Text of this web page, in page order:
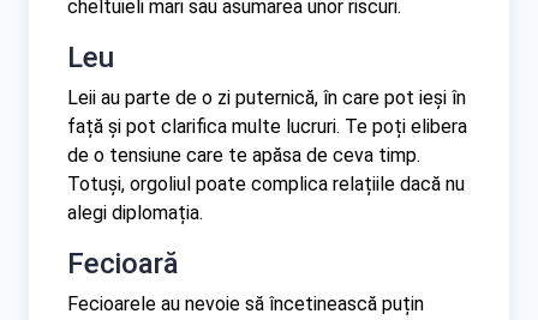
cheltuieli mari sau asumarea unor riscuri.
Leu
Leii au parte de o zi puternică, în care pot ieși în
față și pot clarifica multe lucruri. Te poți elibera
de o tensiune care te apăsa de ceva timp.
Totuși, orgoliul poate complica relațiile dacă nu
alegi diplomația.
Fecioară
Fecioarele au nevoie să încetinească puțin